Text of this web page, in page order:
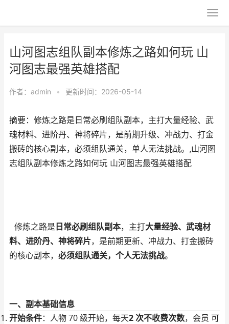
山河图志组队副本修炼之路如何玩 山
河图志最强英雄搭配
作者： admin • 更新时间：2026-05-14
摘要：修炼之路是日常必刷组队副本，主打大量经验、武
魂材料、进阶丹、神将碎片，是前期升级、冲战力、打金
搬砖的核心副本，必须组队通关，单人无法挑战。,山河图
志组队副本修炼之路如何玩 山河图志最强英雄搭配
修炼之路是 日常必刷组队副本，主打大量经验、武魂材
料、进阶丹、神将碎片，是前期更新、冲战力、打金搬砖
的核心副本， 必须组队通关，个人无法挑战。
一、副本基础信息
开始条件：人物 70 级开始，每天2 次不收费次数，会员 可